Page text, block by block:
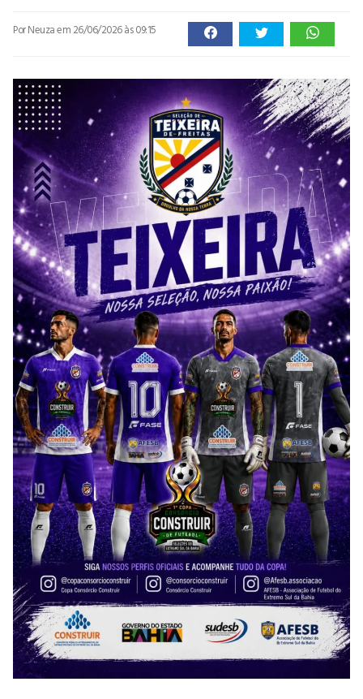
Por Neuzaem 26/06/2026 às 09:15